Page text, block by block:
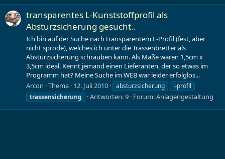
transparentes L-Kunststoffprofil als
Absturzsicherung gesucht..
Ich bin auf der Suche nach transparentem L-Profil (fest, aber
nicht spröde), welches ich unter die Trassenbretter als
Absturzsicherung schrauben kann. Als Maße wären 1,5cm x
3,5cm ideal. Kennt jemand einen Lieferanten, der so etwas im
Programm hat? Meine Suche im WEB war leider erfolglos...
Arcon Thema 12. Juli 2010 absturzsicherung
l-profil
trassensicherung
Antworten: 9 Forum:Anlagengestaltung